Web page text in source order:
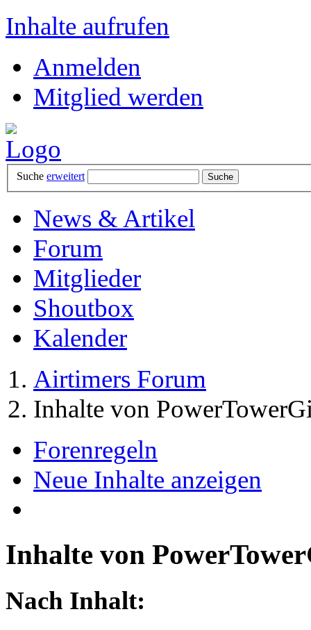
Inhalte aufrufen
Anmelden
Mitglied werden
Suche erweitert
News & Artikel
Forum
Mitglieder
Shoutbox
Kalender
Airtimers Forum
Inhalte von
Forenregeln
Neue Inhalte anzeigen
Inhalte von
Nach Inhalt: